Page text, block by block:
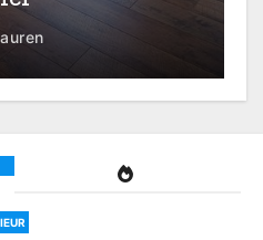
glass accents